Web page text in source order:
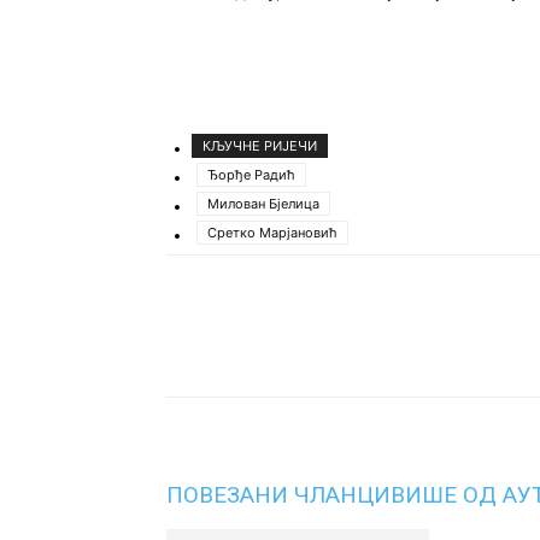
КЉУЧНЕ РИЈЕЧИ
Ђорђе Радић
Милован Бјелица
Сретко Марјановић
ПОВЕЗАНИ ЧЛАНЦИВИШЕ ОД